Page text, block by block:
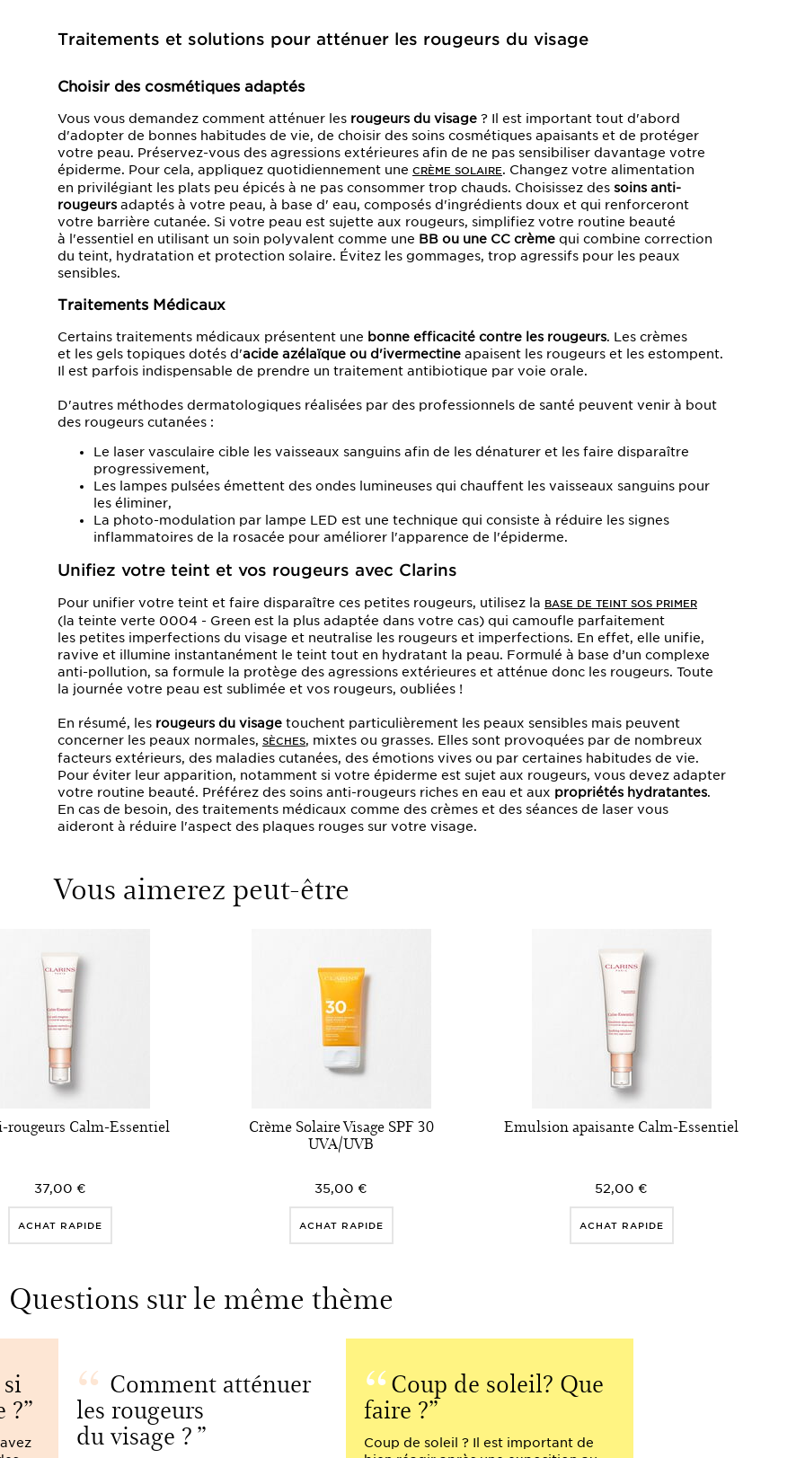
Traitements et solutions pour atténuer les rougeurs du visage
Choisir des cosmétiques adaptés
Vous vous demandez comment atténuer les rougeurs du visage ? Il est important tout d'abord
d'adopter de bonnes habitudes de vie, de choisir des soins cosmétiques apaisants et de protéger
votre peau. Préservez-vous des agressions extérieures afin de ne pas sensibiliser davantage votre
épiderme. Pour cela, appliquez quotidiennement une CRÈME SOLAIRE. Changez votre alimentation
en privilégiant les plats peu épicés à ne pas consommer trop chauds. Choisissez des soins anti-
rougeurs adaptés à votre peau, à base d' eau, composés d'ingrédients doux et qui renforceront
votre barrière cutanée. Si votre peau est sujette aux rougeurs, simplifiez votre routine beauté
à l'essentiel en utilisant un soin polyvalent comme une BB ou une CC crème qui combine correction
du teint, hydratation et protection solaire. Évitez les gommages, trop agressifs pour les peaux
sensibles.
Traitements Médicaux
Certains traitements médicaux présentent une bonne efficacité contre les rougeurs. Les crèmes
et les gels topiques dotés d'acide azélaïque ou d'ivermectine apaisent les rougeurs et les estompent.
Il est parfois indispensable de prendre un traitement antibiotique par voie orale.
D'autres méthodes dermatologiques réalisées par des professionnels de santé peuvent venir à bout
des rougeurs cutanées :
Le laser vasculaire cible les vaisseaux sanguins afin de les dénaturer et les faire disparaître
progressivement,
Les lampes pulsées émettent des ondes lumineuses qui chauffent les vaisseaux sanguins pour
les éliminer,
La photo-modulation par lampe LED est une technique qui consiste à réduire les signes
inflammatoires de la rosacée pour améliorer l'apparence de l'épiderme.
Unifiez votre teint et vos rougeurs avec Clarins
Pour unifier votre teint et faire disparaître ces petites rougeurs, utilisez la BASE DE TEINT SOS PRIMER
(la teinte verte 0004 - Green est la plus adaptée dans votre cas) qui camoufle parfaitement
les petites imperfections du visage et neutralise les rougeurs et imperfections. En effet, elle unifie,
ravive et illumine instantanément le teint tout en hydratant la peau. Formulé à base d’un complexe
anti-pollution, sa formule la protège des agressions extérieures et atténue donc les rougeurs. Toute
la journée votre peau est sublimée et vos rougeurs, oubliées !
En résumé, les rougeurs du visage touchent particulièrement les peaux sensibles mais peuvent
concerner les peaux normales, SÈCHES, mixtes ou grasses. Elles sont provoquées par de nombreux
facteurs extérieurs, des maladies cutanées, des émotions vives ou par certaines habitudes de vie.
Pour éviter leur apparition, notamment si votre épiderme est sujet aux rougeurs, vous devez adapter
votre routine beauté. Préférez des soins anti-rougeurs riches en eau et aux propriétés hydratantes.
En cas de besoin, des traitements médicaux comme des crèmes et des séances de laser vous
aideront à réduire l'aspect des plaques rouges sur votre visage.
Vous aimerez peut-être
rougeurs Calm-Essentiel
37,00 €
ACHAT RAPIDE
Crème Solaire Visage SPF 30​
UVA/UVB
35,00 €
ACHAT RAPIDE
Emulsion apaisante Calm-Essentiel
52,00 €
ACHAT RAPIDE
Questions sur le même thème
?
Comment atténuer
les rougeurs
du visage ?
Coup de soleil? Que
faire ?
Coup de soleil ? Il est important de